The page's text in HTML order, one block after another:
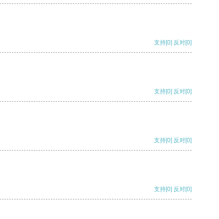
支持[0] 反对[0]
支持[0] 反对[0]
支持[0] 反对[0]
支持[0] 反对[0]